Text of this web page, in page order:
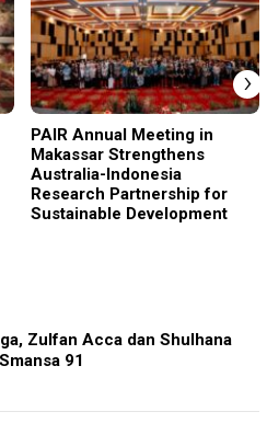
PAIR Annual Meeting in
Makassar Strengthens
Australia-Indonesia
Research Partnership for
Sustainable Development
›
Zulfan Acca dan Shulhana
91